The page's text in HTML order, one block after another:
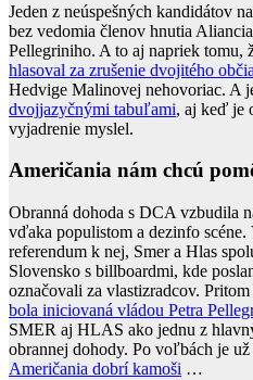
Jeden z neúspešných kandidátov
bez vedomia členov hnutia
Pellegriniho. A to aj napriek tomu,
hlasoval za zrušenie dvojitého
Hedvige Malinovej nehovoriac. A
dvojjazyčnými tabuľami, aj keď je
vyjadrenie myslel.
Američania nám chcú
Obranná dohoda s DCA vzbudila
vďaka populistom a dezinfo
referendum k nej, Smer a Hlas
Slovensko s billboardmi, kde
označovali za vlastizradcov.
bola iniciovaná vládou Petra
SMER aj HLAS ako jednu z
obrannej dohody. Po voľbách je už
Američania dobrí kamoši …